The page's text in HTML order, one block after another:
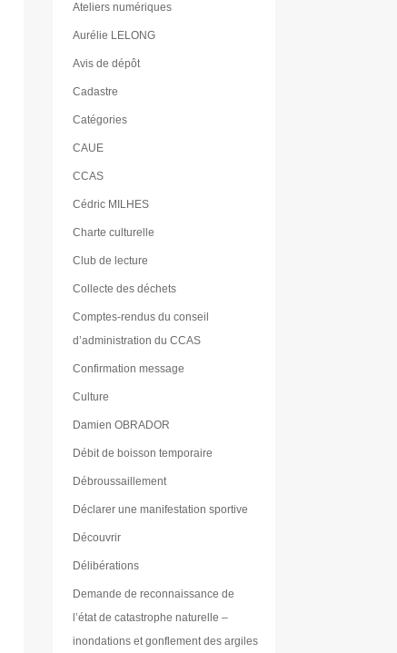
Ateliers numériques
Aurélie LELONG
Avis de dépôt
Cadastre
Catégories
CAUE
CCAS
Cédric MILHES
Charte culturelle
Club de lecture
Collecte des déchets
Comptes-rendus du conseil
d’administration du CCAS
Confirmation message
Culture
Damien OBRADOR
Débit de boisson temporaire
Débroussaillement
Déclarer une manifestation sportive
Découvrir
Délibérations
Demande de reconnaissance de
l’état de catastrophe naturelle –
inondations et gonflement des argiles